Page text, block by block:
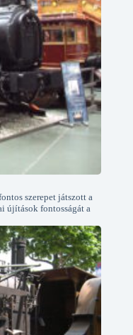
szerepet játszott a
újítások fontosságát a